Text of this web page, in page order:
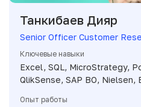
Танкибаев Дияр
Senior Officer Customer
Ключевые навыки
Excel, SQL, MicroStrategy,
QlikSense, SAP BO, Nielsen,
Опыт работы